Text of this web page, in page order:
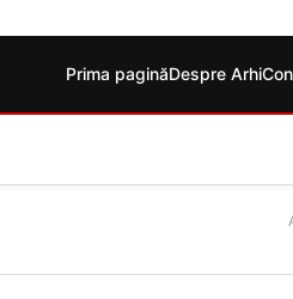
Prima paginăDespre Arhi